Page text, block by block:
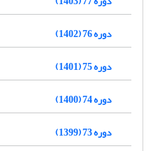
دوره 76 (1402)
دوره 75 (1401)
دوره 74 (1400)
دوره 73 (1399)